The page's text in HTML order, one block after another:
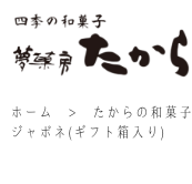
ホーム > たからの和菓子
ジャポネ(ギフト箱入り)